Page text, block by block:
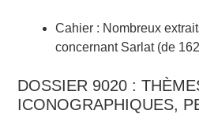
Cahier : Nombreux
concernant Sarlat (de
DOSSIER 9020 :
ICONOGRAPHIQUES,